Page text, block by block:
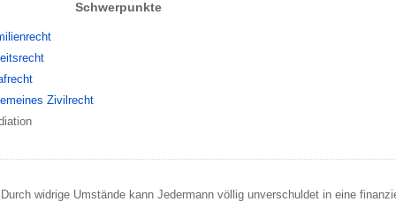
Schwerpunkte
Zivilrecht
Durch widrige Umstände kann Jedermann völlig unverschuldet in eine